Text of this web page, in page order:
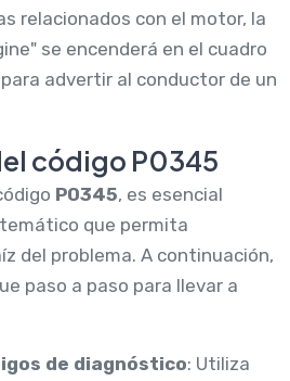
relacionados con el motor, la
se encenderá en el cuadro
advertir al conductor de un
código P0345
P0345, es esencial
que permita
del problema. A continuación,
paso a paso para llevar a
de diagnóstico: Utiliza